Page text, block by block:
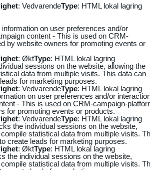
: VedvarendeType: HTML lokal lagring
on user preferences and/or
content - This is used on CRM-
by website owners for promoting events or
: ØktType: HTML lokal lagring
sessions on the website, allowing the
data from multiple visits. This data can
for marketing purposes.
: VedvarendeType: HTML lokal lagring
on user preferences and/or
- This is used on CRM-campaign-
for promoting events or products.
: VedvarendeType: HTML lokal lagring
the individual sessions on the website,
statistical data from multiple visits.
create leads for marketing purposes.
: ØktType: HTML lokal lagring
the individual sessions on the website,
statistical data from multiple visits.